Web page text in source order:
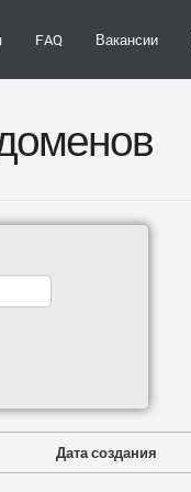
FAQ Вакансии
Дата создания